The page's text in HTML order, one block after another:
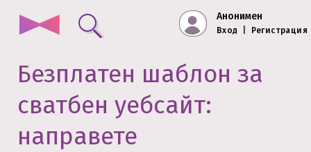
Анонимен
Вход Регистрация
Безплатен шаблон за
сватбен уебсайт:
направете